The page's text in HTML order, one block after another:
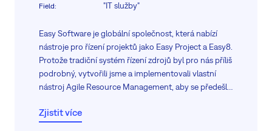
Field: "IT služby"
Easy Software je globální společnost, která nabízí
nástroje pro řízení projektů jako Easy Project a Easy8.
Protože tradiční systém řízení zdrojů byl pro nás příliš
podrobný, vytvořili jsme a implementovali vlastní
nástroj Agile Resource Management, aby se předešlo
plánovalo se z pohledu vrcholové úrovně.
Zjistit více